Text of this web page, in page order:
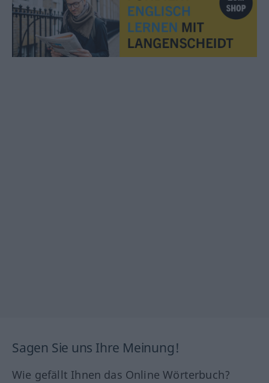
Sagen Sie uns Ihre Meinung!
Wie gefällt Ihnen das Online Wörterbuch?